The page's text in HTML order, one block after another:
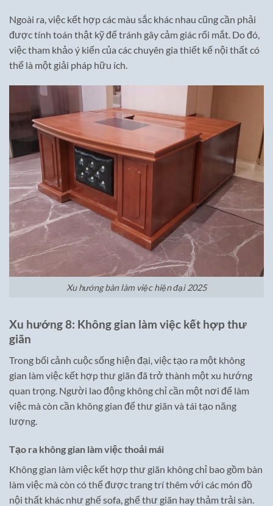
Ngoài ra, việc kết hợp các màu sắc khác nhau cũng cần phải
được tính toán thật kỹ để tránh gây cảm giác rối mắt. Do đó,
việc tham khảo ý kiến của các chuyên gia thiết kế nội thất có
thể là một giải pháp hữu ích.
Xu hướng bàn làm việc hiện đại 2025
Xu hướng 8: Không gian làm việc kết hợp thư
giãn
Trong bối cảnh cuộc sống hiện đại, việc tạo ra một không
gian làm việc kết hợp thư giãn đã trở thành một xu hướng
quan trọng. Người lao động không chỉ cần một nơi để làm
việc mà còn cần không gian để thư giãn và tái tạo năng
lượng.
Tạo ra không gian làm việc thoải mái
Không gian làm việc kết hợp thư giãn không chỉ bao gồm bàn
làm việc mà còn có thể được trang trí thêm với các món đồ
nội thất khác như ghế sofa, ghế thư giãn hay thảm trải sàn.